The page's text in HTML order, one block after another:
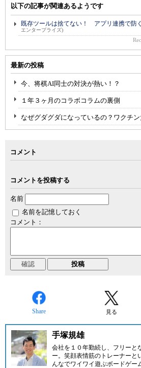
以下の記事が関連あるようです
既存ツールは捨てない！ アプリ連携で防
エンタープライズ)
最新の投稿
今、将棋AI同士の対決が熱い！？
１年３ヶ月のコラボコラムの裏側
なぜグダグダになっているの？ワクチ
コメント
コメントを投稿する
名前
名前を記憶しておく
コメント：
Share 見る
手塚規雄
会社を１０年勤続し、フリーと
ー。笑顔表情筋のトレーナーと
んなでワイワイ遊ぶボードゲー